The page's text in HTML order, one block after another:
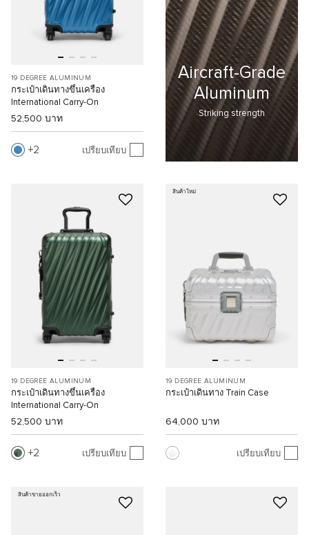
19 DEGREE ALUMINUM
กระเป๋าเดินทางขึ้นเครื่อง
International Carry-On
52,500 บาท
2 เปรียบเทียบ
Aircraft-Grade
Aluminum
Striking strength
19 DEGREE ALUMINUM
กระเป๋าเดินทางขึ้นเครื่อง
International Carry-On
52,500 บาท
2 เปรียบเทียบ
สินค้าใหม่
19 DEGREE ALUMINUM
กระเป๋าเดินทาง Train Case
64,000 บาท
เปรียบเทียบ
สินค้าขายออกเร็ว